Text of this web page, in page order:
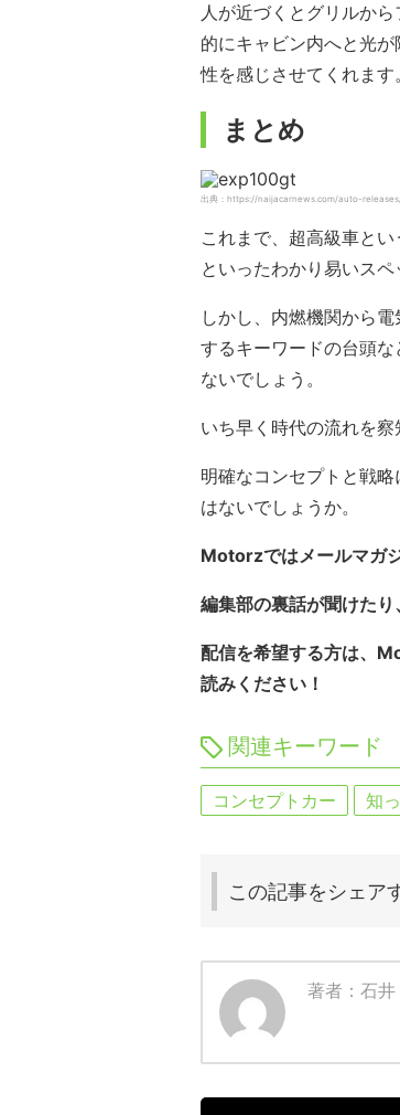
人が近づくとグリルか
的にキャビン内へと光
性を感じさせてくれます。
まとめ
出典：https://naijacarnews.com/auto-
これまで、超高級車と
といったわかり易いスペ
しかし、内燃機関から
するキーワードの台頭
ないでしょう。
いち早く時代の流れを
明確なコンセプトと戦
はないでしょうか。
Motorzではメールマガ
編集部の裏話が聞けた
配信を希望する方は、
読みください！
関連キーワード
コンセプトカー 知
この記事をシェア
著者：石井